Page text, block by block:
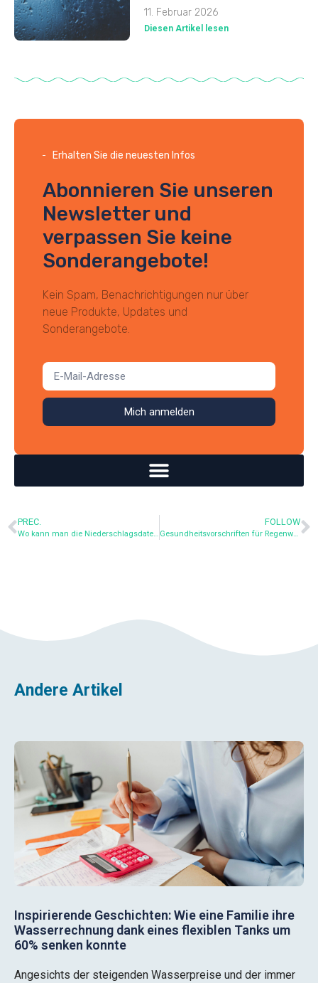
11. Februar 2026
Diesen Artikel lesen
Erhalten Sie die neuesten Infos
Abonnieren Sie unseren
Newsletter und
verpassen Sie keine
Sonderangebote!
Kein Spam, Benachrichtigungen nur über
neue Produkte, Updates und
Sonderangebote.
Mich anmelden
PREC.
Wo kann man die Niederschlagsdaten der Regionen abrufen?
FOLLOW
Gesundheitsvorschriften für Regenwasser
Andere Artikel
Inspirierende Geschichten: Wie eine Familie ihre
Wasserrechnung dank eines flexiblen Tanks um
60% senken konnte
Angesichts der steigenden Wasserpreise und der immer